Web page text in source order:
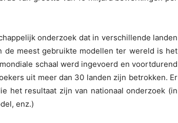
onderzoek dat in verschillende landen
de meest gebruikte modellen ter wereld is het
schaal werd ingevoerd en voortdurend
uit meer dan 30 landen zijn betrokken. Er
het resultaat zijn van nationaal onderzoek (in
enz.)